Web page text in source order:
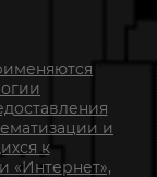
и
к
«Интернет»,